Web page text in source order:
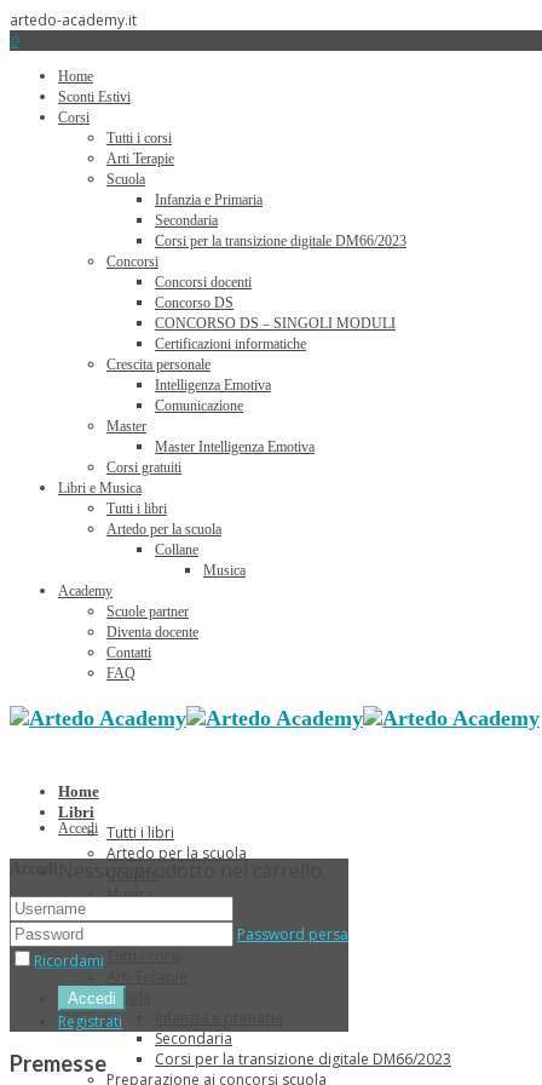
artedo-academy.it
0
Home
Sconti Estivi
Corsi
Tutti i corsi
Arti Terapie
Scuola
Infanzia e Primaria
Secondaria
Corsi per la transizione digitale DM66/2023
Concorsi
Concorsi docenti
Concorso DS
CONCORSO DS – SINGOLI MODULI
Certificazioni informatiche
Crescita personale
Intelligenza Emotiva
Comunicazione
Master
Master Intelligenza Emotiva
Corsi gratuiti
Libri e Musica
Tutti i libri
Artedo per la scuola
Collane
Musica
Academy
Scuole partner
Diventa docente
Contatti
FAQ
Home
Libri
Tutti i libri
Artedo per la scuola
Musica
Sconti Estivi
Corsi
Scuola
Secondaria
Corsi per la transizione digitale DM66/2023
Preparazione ai concorsi scuola
Accedi
Password persa
Ricordami
Registrati
Premesse